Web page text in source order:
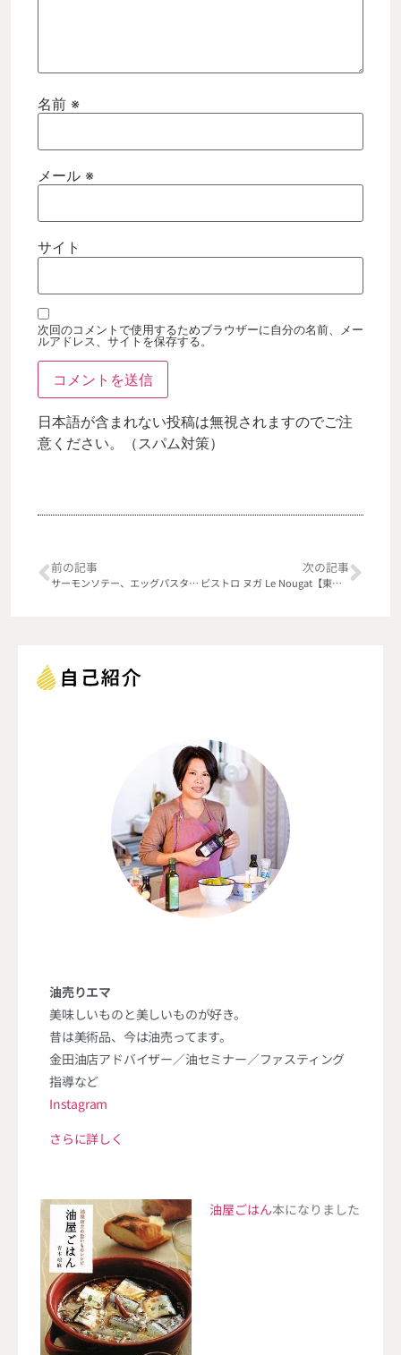
名前 ※
メール ※
サイト
次回のコメントで使用するためブラウザーに自分の名前、メー
ルアドレス、サイトを保存する。
日本語が含まれない投稿は無視されますのでご注
意ください。（スパム対策）
前の記事
サーモンソテー、エッグパスタ添え
次の記事
ビストロ ヌガ Le Nougat【東銀座】
油売りエマ
美味しいものと美しいものが好き。
昔は美術品、今は油売ってます。
金田油店アドバイザー／油セミナー／ファスティング
指導など
Instagram
さらに詳しく
油屋ごはん本になりました